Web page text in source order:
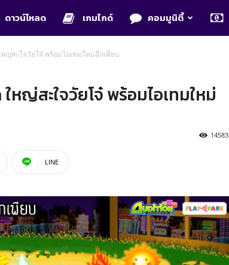
ดาวน์โหลด เกมไกด์ คอมมูนิตี้
ญ่สะใจวัยโจ๋ พร้อมไอเทมใหม่อีกเพียบ
หญ่สะใจวัยโจ๋ พร้อมไอเทมใหม่
14583
LINE